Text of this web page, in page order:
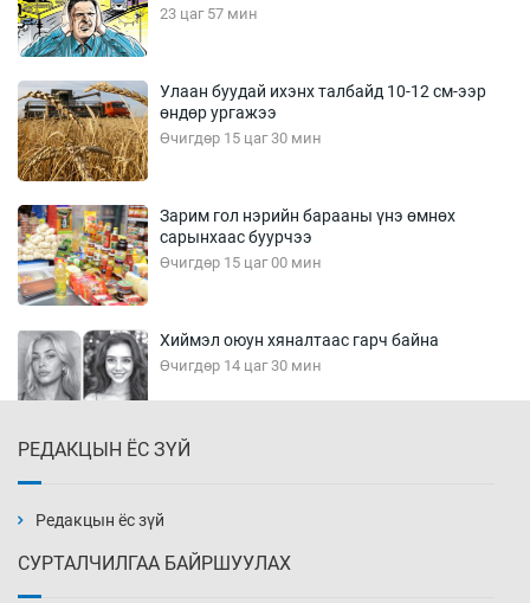
23 цаг 57 мин
Улаан буудай ихэнх талбайд 10-12 см-ээр
өндөр ургажээ
Өчигдөр 15 цаг 30 мин
Зарим гол нэрийн барааны үнэ өмнөх
сарынхаас буурчээ
Өчигдөр 15 цаг 00 мин
Хиймэл оюун хяналтаас гарч байна
Өчигдөр 14 цаг 30 мин
Өчигдөр 14 цаг 00 мин
РЕДАКЦЫН ЁС ЗҮЙ
Редакцын ёс зүй
СУРТАЛЧИЛГАА БАЙРШУУЛАХ